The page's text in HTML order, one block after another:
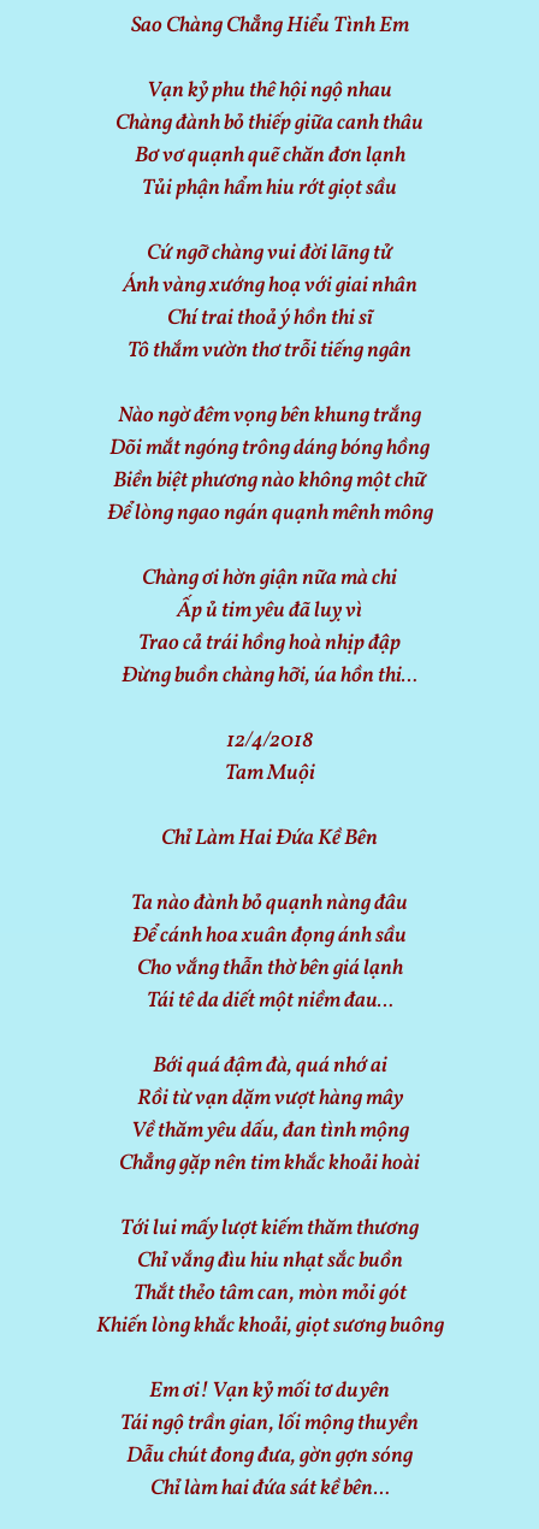
Sao Chàng Chẳng Hiểu Tình Em
Vạn kỷ phu thê hội ngộ nhau
Chàng đành bỏ thiếp giữa canh thâu
Bơ vơ quạnh quẽ chăn đơn lạnh
Tủi phận hẩm hiu rớt giọt sầu
Cứ ngỡ chàng vui đời lãng tử
Ánh vàng xướng hoạ với giai nhân
Chí trai thoả ý hồn thi sĩ
Tô thắm vườn thơ trỗi tiếng ngân
Nào ngờ đêm vọng bên khung trắng
Dõi mắt ngóng trông dáng bóng hồng
Biền biệt phương nào không một chữ
Để lòng ngao ngán quạnh mênh mông
Chàng ơi hờn giận nữa mà chi
Ấp ủ tim yêu đã luỵ vì
Trao cả trái hồng hoà nhịp đập
Đừng buồn chàng hỡi, úa hồn thi…
12/4/2018
Tam Muội
Chỉ Làm Hai Đứa Kề Bên
Ta nào đành bỏ quạnh nàng đâu
Để cánh hoa xuân đọng ánh sầu
Cho vắng thẫn thờ bên giá lạnh
Tái tê da diết một niềm đau…
Bới quá đậm đà, quá nhớ ai
Rồi từ vạn dặm vượt hàng mây
Về thăm yêu dấu, đan tình mộng
Chẳng gặp nên tim khắc khoải hoài
Tới lui mấy lượt kiếm thăm thương
Chỉ vắng đìu hiu nhạt sắc buồn
Thắt thẻo tâm can, mòn mỏi gót
Khiến lòng khắc khoải, giọt sương buông
Em ơi! Vạn kỷ mối tơ duyên
Tái ngộ trần gian, lối mộng thuyền
Dẫu chút đong đưa, gờn gợn sóng
Chỉ làm hai đứa sát kề bên…